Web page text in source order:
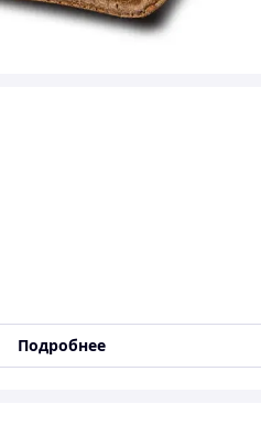
Подробнее